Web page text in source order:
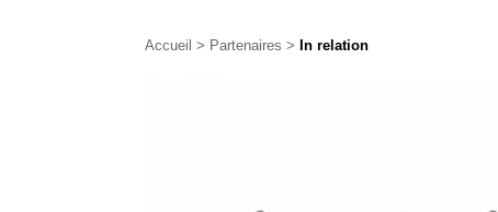
Accueil > Partenaires > In relation